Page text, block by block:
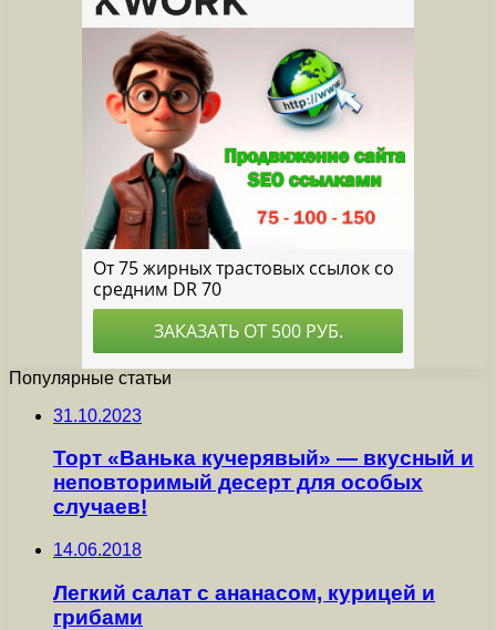
Популярные статьи
31.10.2023
Торт «Ванька кучерявый» — вкусный и
неповторимый десерт для особых
случаев!
14.06.2018
Легкий салат с ананасом, курицей и
грибами